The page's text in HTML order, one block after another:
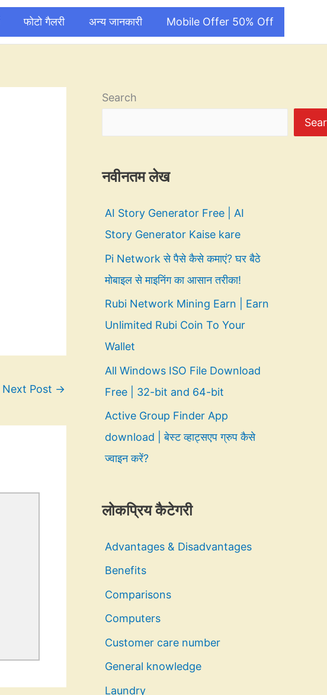
फोटो गैलरी अन्य जानकारी Mobile Offer 50% Off
Next Post →
Search
नवीनतम लेख
AI Story Generator Free | AI
Story Generator Kaise kare
Pi Network से पैसे कैसे कमाएं? घर बैठे
मोबाइल से माइनिंग का आसान तरीका!
Rubi Network Mining Earn | Earn
Unlimited Rubi Coin To Your
Wallet
All Windows ISO File Download
Free | 32-bit and 64-bit
Active Group Finder App
download | बेस्ट व्हाट्सएप ग्रुप कैसे
ज्वाइन करें?
लोकप्रिय कैटेगरी
Advantages & Disadvantages
Benefits
Comparisons
Computers
Customer care number
General knowledge
Laundry